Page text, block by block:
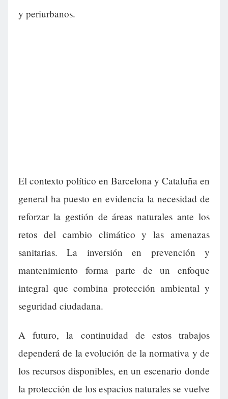
y periurbanos.
El contexto político en Barcelona y Cataluña en
general ha puesto en evidencia la necesidad de
reforzar la gestión de áreas naturales ante los
retos del cambio climático y las amenazas
sanitarias. La inversión en prevención y
mantenimiento forma parte de un enfoque
integral que combina protección ambiental y
seguridad ciudadana.
A futuro, la continuidad de estos trabajos
dependerá de la evolución de la normativa y de
los recursos disponibles, en un escenario donde
la protección de los espacios naturales se vuelve